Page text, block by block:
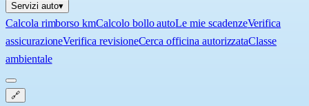
Servizi auto▾
Calcola rimborso kmCalcolo bollo autoLe mie scadenzeVerifica
assicurazioneVerifica revisioneCerca officina autorizzataClasse
ambientale
🔗